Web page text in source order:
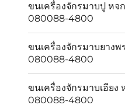
ขนเครื่องจักรมาบปู ห
080088-4800
ขนเครื่องจักรมาบยาง
080088-4800
ขนเครื่องจักรมาบเอีย
080088-4800